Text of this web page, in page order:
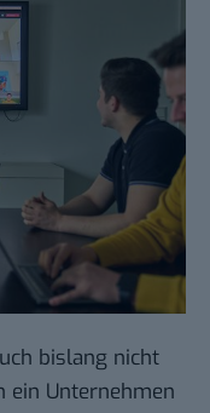
bislang nicht
ein Unternehmen